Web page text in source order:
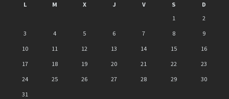
L
M X J V S
D
1
2
3
4 5 6 7 8
9
10
11 12 13 14 15
16
17
18 19 20 21 22
23
24
25 26 27 28 29
30
31